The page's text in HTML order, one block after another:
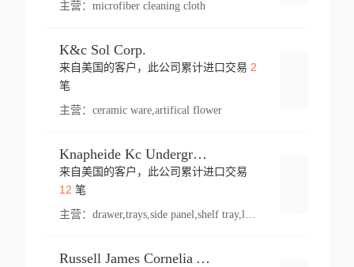
主营： microfiber cleaning cloth
K&c Sol Corp.
来自美国的客户，此公司累计进口交易 2
笔
主营： ceramic ware,artifical flower
Knapheide Kc Underground
来自美国的客户，此公司累计进口交易
12 笔
主营：
Russell James Cornelia Arlington Va